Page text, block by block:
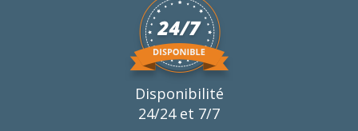
Disponibilité
24/24 et 7/7